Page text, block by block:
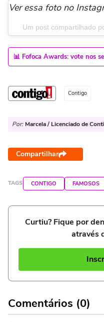
Ver essa foto no
Um post compartilhado
📊 Fofoca Awards: vote nos
Contigo
Por: Marcela / Licenciado de
Compartilhar
TAGS CONTIGO FAMOSOS
Curtiu? Fique por
através
Comentários (0)